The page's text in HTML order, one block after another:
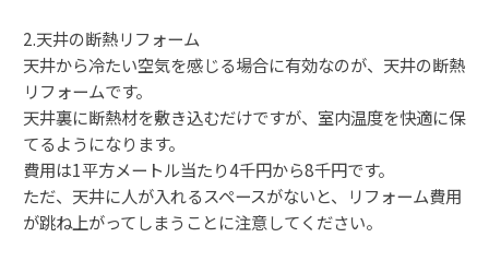
2.天井の断熱リフォーム
天井から冷たい空気を感じる場合に有効なのが、天井の断熱
リフォームです。
天井裏に断熱材を敷き込むだけですが、室内温度を快適に保
てるようになります。
費用は1平方メートル当たり4千円から8千円です。
ただ、天井に人が入れるスペースがないと、リフォーム費用
が跳ね上がってしまうことに注意してください。